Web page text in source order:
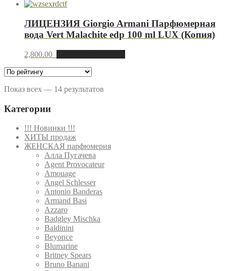
ЛИЦЕНЗИЯ Giorgio Armani Парфюмерная
вода Vert Malachite edp 100 ml LUX (Копия)
2,800.00
Показ всех — 14 результатов
Категории
!!! Новинки !!!
ХИТЫ продаж
ЖЕНСКАЯ парфюмерия
Алла Пугачева
Agent Provocateur
Amouage
Angel Schlesser
Antonio Banderas
Armand Basi
Azzaro
Badgley Mischka
Baldinini
Beyonce
Blumarine
Britney Spears
Bruno Banani